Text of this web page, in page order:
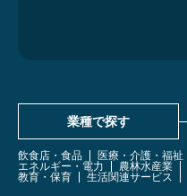
業種で探す
飲食店・食品 医療・介護・福祉
エネルギー・電力
農林水産業
教育・保育
生活関連サービス